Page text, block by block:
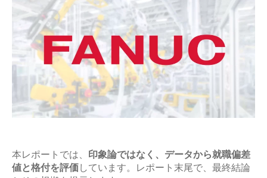
平
均
年
収
の
企
業
研
【激
務？
本レポートでは、
印象論ではなく、データから就職偏差
値と格付を評価しています。レポート末尾で、最終結論